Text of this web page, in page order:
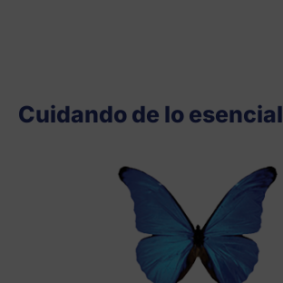
Cuidando de lo esencial